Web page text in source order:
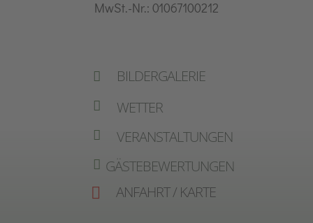
MwSt.-Nr.: 01067100212
 BILDERGALERIE
 WETTER
 VERANSTALTUNGEN
 GÄSTEBEWERTUNGEN
 ANFAHRT / KARTE